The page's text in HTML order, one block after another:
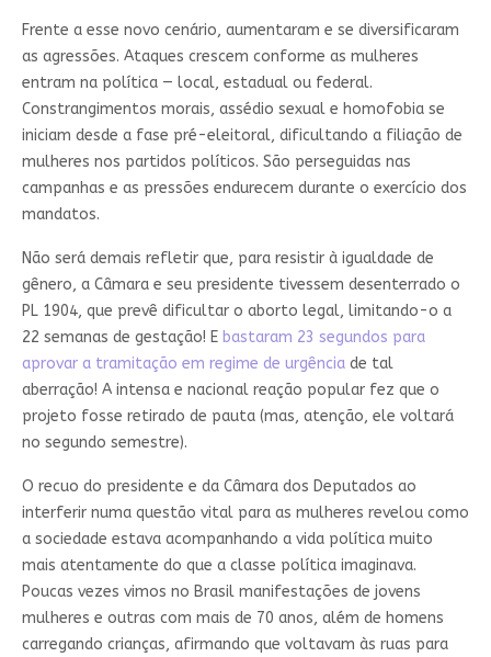
Frente a esse novo cenário, aumentaram e se diversificaram
as agressões. Ataques crescem conforme as mulheres
entram na política — local, estadual ou federal.
Constrangimentos morais, assédio sexual e homofobia se
iniciam desde a fase pré-eleitoral, dificultando a filiação de
mulheres nos partidos políticos. São perseguidas nas
campanhas e as pressões endurecem durante o exercício dos
mandatos.
Não será demais refletir que, para resistir à igualdade de
gênero, a Câmara e seu presidente tivessem desenterrado o
PL 1904, que prevê dificultar o aborto legal, limitando-o a
22 semanas de gestação! E bastaram 23 segundos para
aprovar a tramitação em regime de urgênciade tal
aberração! A intensa e nacional reação popular fez que o
projeto fosse retirado de pauta (mas, atenção, ele voltará
no segundo semestre).
O recuo do presidente e da Câmara dos Deputados ao
interferir numa questão vital para as mulheres revelou como
a sociedade estava acompanhando a vida política muito
mais atentamente do que a classe política imaginava.
Poucas vezes vimos no Brasil manifestações de jovens
mulheres e outras com mais de 70 anos, além de homens
carregando crianças, afirmando que voltavam às ruas para